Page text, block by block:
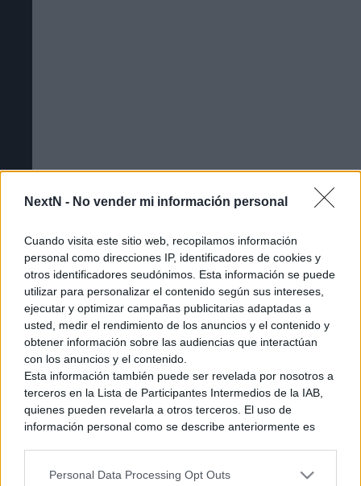
NextN - No vender mi información personal
Cuando visita este sitio web, recopilamos información
personal como direcciones IP, identificadores de cookies y
otros identificadores seudónimos. Esta información se puede
utilizar para personalizar el contenido según sus intereses,
ejecutar y optimizar campañas publicitarias adaptadas a
usted, medir el rendimiento de los anuncios y el contenido y
obtener información sobre las audiencias que interactúan
con los anuncios y el contenido.
Esta información también puede ser revelada por nosotros a
terceros en la Lista de Participantes Intermedios de la IAB,
quienes pueden revelarla a otros terceros. El uso de
información personal como se describe anteriormente es
generamos contenido relevante para nuestra audiencia.
Personal Data Processing Opt Outs
Raiders y qué desbloquean